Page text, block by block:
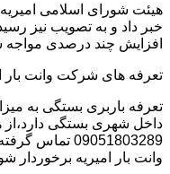
هیئت شورای اسلامی
افزایش چند درصدی مواجه
تعرفه های شرکت وانت بار امیریه در
تعرفه باربری بستگی به
داخل شهری بستگی
09051803289
وانت بار امیریه برخوردار